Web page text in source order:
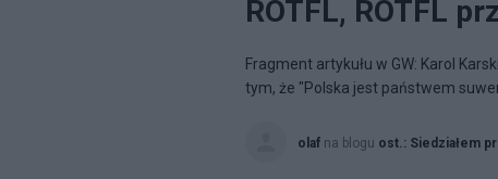
ROTFL, ROTFL
Fragment artykułu w GW: Karol
tym, że "Polska jest państwem
olaf na blogu ost.: Siedziałem